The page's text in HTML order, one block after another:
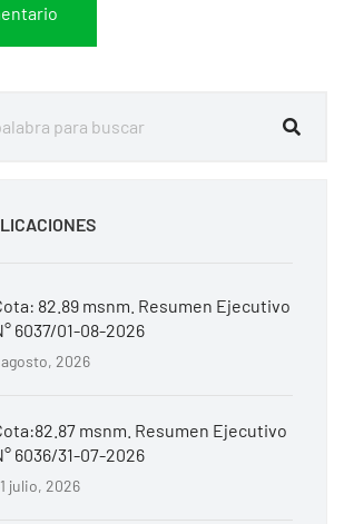
82.89 msnm. Resumen Ejecutivo
6037/01-08-2026
agosto, 2026
msnm. Resumen Ejecutivo
6036/31-07-2026
julio, 2026